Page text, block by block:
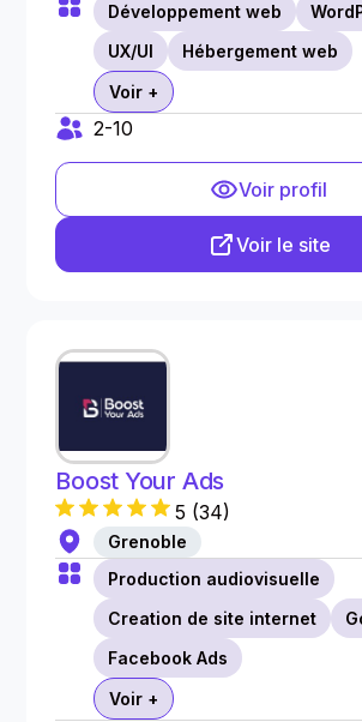
Développement web
UX/UI
Hébergement web
Voir +
2-10
Voir profil
Voir le site
Boost Your Ads
5 (34)
Grenoble
Production audiovisuelle
Creation de site internet
Facebook Ads
Voir +